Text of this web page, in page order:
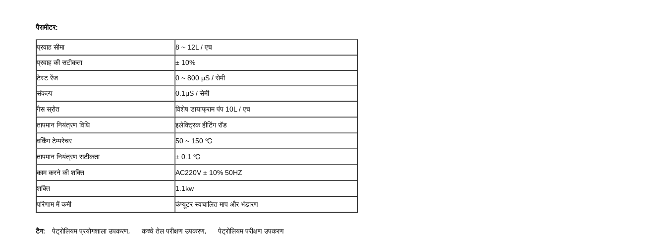
पैरामीटर:
प्रवाह सीमा 8 ~ 12L / एच
प्रवाह की सटीकता
± 10%
टेस्ट रेंज
0 ~ 800 μS / सेमी
संकल्प
0.1μS / सेमी
गैस स्रोत
विशेष डायाफ्राम पंप 10L / एच
तापमान नियंत्रण विधि
इलेक्ट्रिक हीटिंग रॉड
वर्किंग टेम्परेचर
50 ~ 150 ℃
तापमान नियंत्रण सटीकता
± 0.1 ℃
काम करने की शक्ति
AC220V ± 10% 50HZ
शक्ति
1.1kw
परिणाम में कमी कंप्यूटर स्वचालित माप और भंडारण
टैग: पेट्रोलियम प्रयोगशाला उपकरण, कच्चे तेल परीक्षण उपकरण, पेट्रोलियम परीक्षण उपकरण